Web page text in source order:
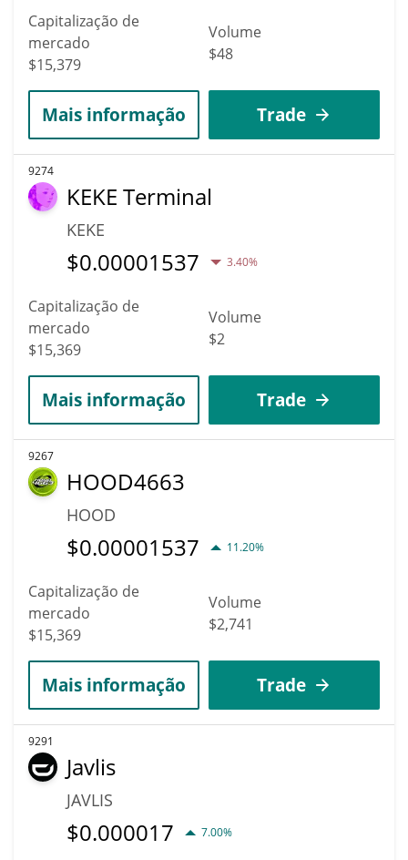
Capitalização de
mercado
$15,379
Volume
$48
Mais informação Trade
9274
KEKE Terminal
KEKE
$0.00001537 3.40%
Capitalização de
mercado
$15,369
Volume
$2
Mais informação Trade
9267
HOOD4663
HOOD
$0.00001537 11.20%
Capitalização de
mercado
$15,369
Volume
$2,741
Mais informação Trade
9291
Javlis
JAVLIS
$0.000017 7.00%